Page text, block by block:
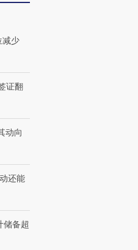
飞地休达
CFO：不靠规模取胜，华
减少
证翻
动向
还能
储备超